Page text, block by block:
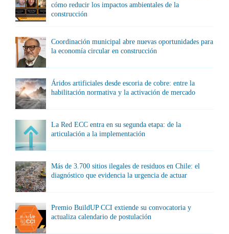
cómo reducir los impactos ambientales de la
construcción
Coordinación municipal abre nuevas oportunidades para
la economía circular en construcción
Áridos artificiales desde escoria de cobre: entre la
habilitación normativa y la activación de mercado
La Red ECC entra en su segunda etapa: de la
articulación a la implementación
Más de 3.700 sitios ilegales de residuos en Chile: el
diagnóstico que evidencia la urgencia de actuar
Premio BuildUP CCI extiende su convocatoria y
actualiza calendario de postulación